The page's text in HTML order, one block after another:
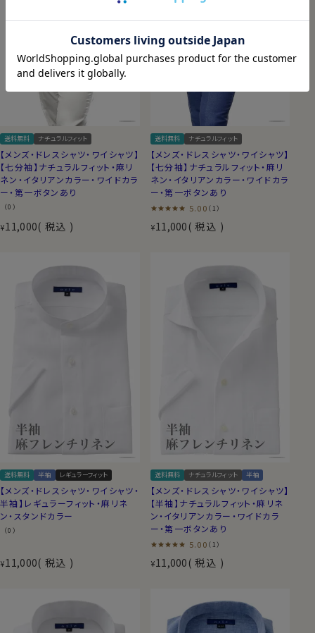
送料無料 ナチュラルフィット
【メンズ・ドレスシャツ・ワイシャツ】
【七分袖】ナチュラルフィット・麻リ
ネン・イタリアンカラー・ワイドカラ
ー・第一ボタンあり
（0）
¥11,000 税込
送料無料 ナチュラルフィット
【メンズ・ドレスシャツ・ワイシャツ】
【七分袖】ナチュラルフィット・麻リ
ネン・イタリアンカラー・ワイドカラ
ー・第一ボタンあり
5.00 （1）
¥11,000 税込
送料無料 半袖 レギュラーフィット
【メンズ・ドレスシャツ・ワイシャツ・
半袖】レギュラーフィット・麻リネ
ン・スタンドカラー
（0）
¥11,000 税込
送料無料 ナチュラルフィット 半袖
【メンズ・ドレスシャツ・ワイシャツ】
【半袖】ナチュラルフィット・麻リネ
ン・イタリアンカラー・ワイドカラ
ー・第一ボタンあり
5.00 （1）
¥11,000 税込